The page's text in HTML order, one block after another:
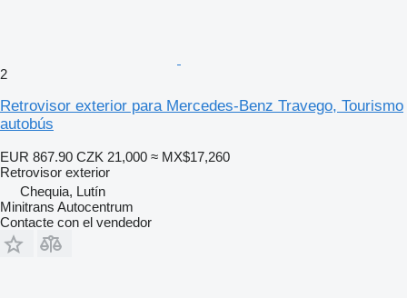
2
Retrovisor exterior para Mercedes-Benz Travego, Tourismo
autobús
EUR 867.90 CZK 21,000 ≈ MX$17,260
Retrovisor exterior
Chequia, Lutín
Minitrans Autocentrum
Contacte con el vendedor